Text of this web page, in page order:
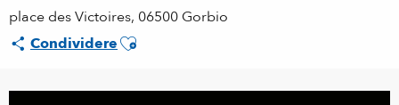
place des Victoires, 06500 Gorbio
CondividereAjouter aux favoris